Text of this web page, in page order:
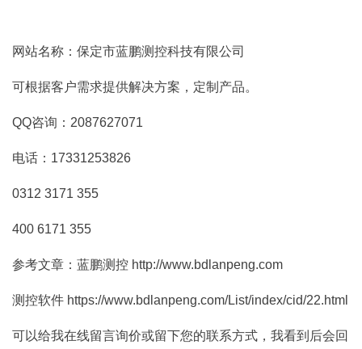
网站名称：保定市蓝鹏测控科技有限公司
可根据客户需求提供解决方案，定制产品。
QQ咨询：2087627071
电话：17331253826
0312 3171 355
400 6171 355
参考文章：蓝鹏测控 http://www.bdlanpeng.com
测控软件 https://www.bdlanpeng.com/List/index/cid/22.html
可以给我在线留言询价或留下您的联系方式，我看到后会回